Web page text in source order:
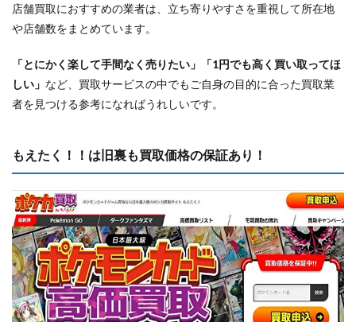
店舗買取におすすめの業者は、立ち寄りやすさを重視して所在地
や店舗数をまとめています。
「とにかく楽して手間なく売りたい」「1円でも高く買い取ってほ
しい」 など、買取サービスの中でもご自身の目的に合った買取業
者を見つける参考になればうれしいです。
もえたく！！は旧裏も買取価格の保証あり！